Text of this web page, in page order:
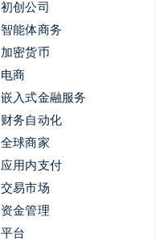
初创公司
智能体商务
加密货币
电商
嵌入式金融服务
财务自动化
全球商家
应用内支付
交易市场
资金管理
平台